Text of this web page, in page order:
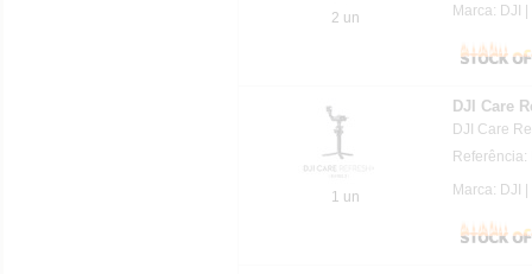
2 un
Marca: DJI |
1 un
DJI Care
DJI Care
Marca: DJI |